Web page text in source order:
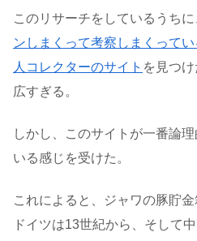
このリサーチをしているうちに
ンしまくって考察しまくって
人コレクターのサイト を見つ
広すぎる。
しかし、このサイトが一番論
いる感じを受けた。
これによると、ジャワの豚貯金
ドイツは13世紀から、そして